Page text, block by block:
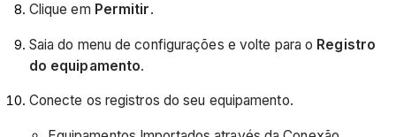
Clique em Permitir.
Saia do menu de configurações e volte para o Registro
do equipamento.
Conecte os registros do seu equipamento.